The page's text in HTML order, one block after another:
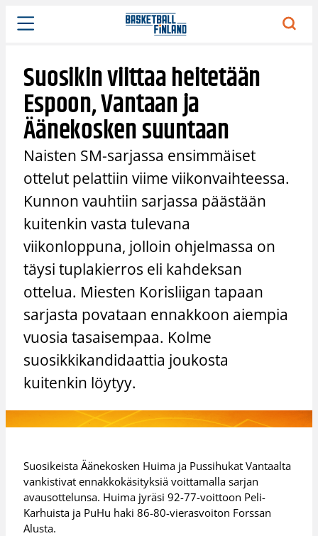
Siirry
sisältöön
Suosikin viittaa heitetään
Espoon, Vantaan ja
Äänekosken suuntaan
Naisten SM-sarjassa ensimmäiset
ottelut pelattiin viime viikonvaihteessa.
Kunnon vauhtiin sarjassa päästään
kuitenkin vasta tulevana
viikonloppuna, jolloin ohjelmassa on
täysi tuplakierros eli kahdeksan
ottelua. Miesten Korisliigan tapaan
sarjasta povataan ennakkoon aiempia
vuosia tasaisempaa. Kolme
suosikkikandidaattia joukosta
kuitenkin löytyy.
Suosikeista Äänekosken Huima ja Pussihukat Vantaalta
vankistivat ennakkokäsityksiä voittamalla sarjan
avausottelunsa. Huima jyräsi 92-77-voittoon Peli-
Karhuista ja PuHu haki 86-80-vierasvoiton Forssan
Alusta.